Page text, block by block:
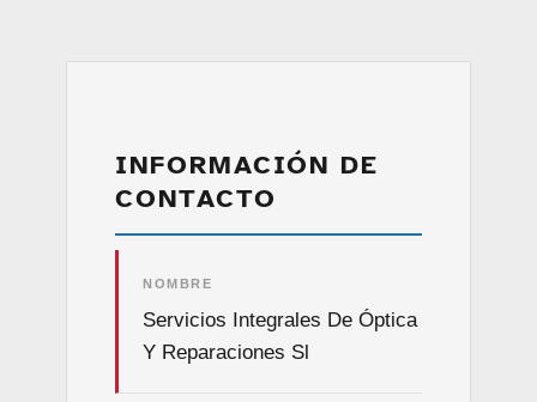
INFORMACIÓN DE
CONTACTO
NOMBRE
Servicios Integrales De Óptica
Y Reparaciones Sl